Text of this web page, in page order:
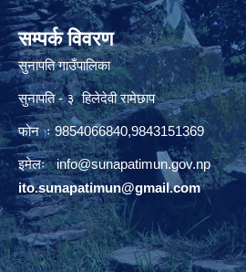
सम्पर्क विवरण
सुनापति गाउँपालिका
सुनापति - ३ हिलेदेवी रामेछाप
फोन ः 9854066840,9843151369
इमेलः info@sunapatimun.gov.np
ito.sunapatimun@gmail.com